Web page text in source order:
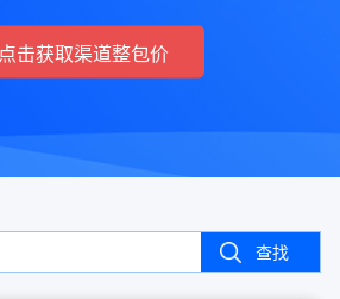
点击获取渠道整包价
查找